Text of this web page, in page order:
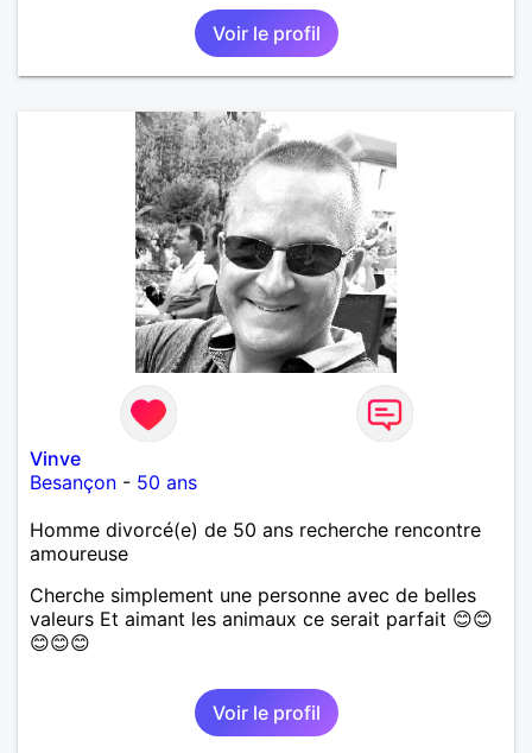
Voir le profil
Vinve
Besançon - 50 ans
Homme divorcé(e) de 50 ans recherche rencontre
amoureuse
Cherche simplement une personne avec de belles
valeurs Et aimant les animaux ce serait parfait 😊😊
😊😊😊
Voir le profil